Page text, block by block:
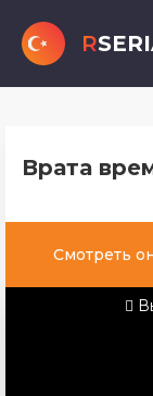
R
Врата
Смотреть